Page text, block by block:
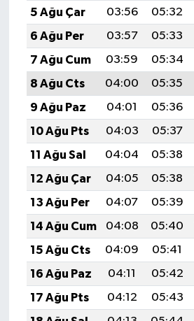
5 Ağu Çar
03:56 05:32
6 Ağu Per
03:57 05:33
7 Ağu Cum
03:59 05:34
8 Ağu Cts
04:00 05:35
9 Ağu Paz
04:01 05:36
10 Ağu Pts
04:03 05:37
11 Ağu Sal
04:04 05:38
12 Ağu Çar
04:05 05:38
13 Ağu Per
04:07 05:39
14 Ağu Cum
04:08 05:40
15 Ağu Cts
04:09 05:41
16 Ağu Paz
04:11 05:42
17 Ağu Pts
04:12 05:43